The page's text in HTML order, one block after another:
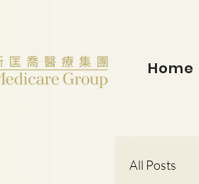
Home
All Posts